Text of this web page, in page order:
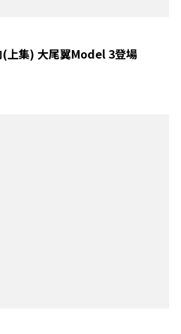
上集) 大尾翼Model 3登場